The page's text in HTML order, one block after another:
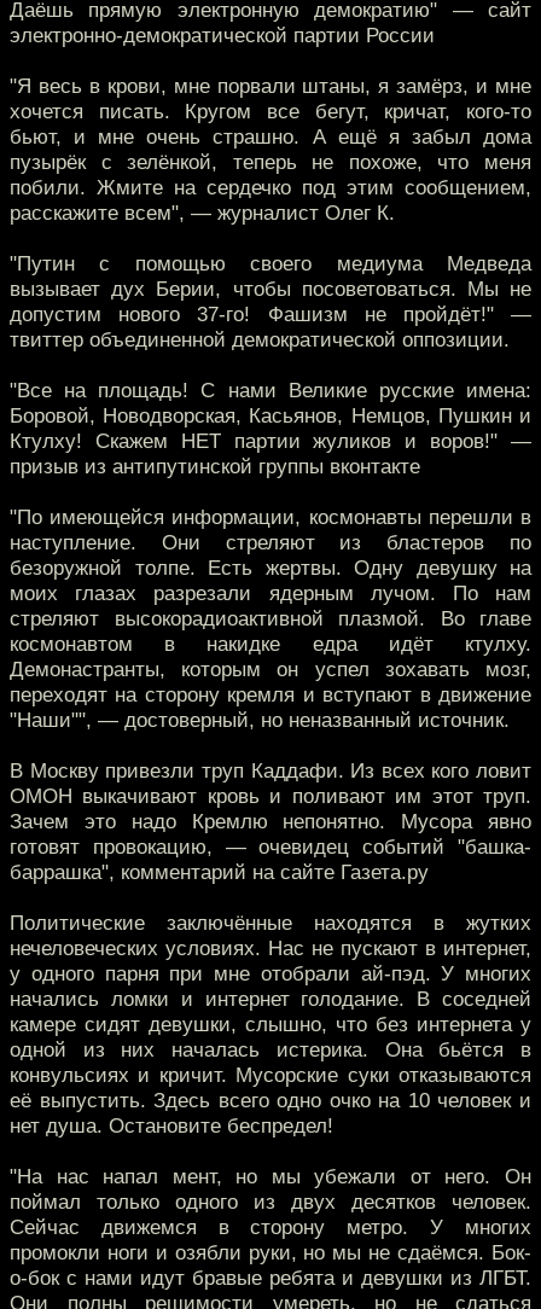
Даёшь прямую электронную демократию" — сайт
электронно-демократической партии России
"Я весь в крови, мне порвали штаны, я замёрз, и мне
хочется писать. Кругом все бегут, кричат, кого-то
бьют, и мне очень страшно. А ещё я забыл дома
пузырёк с зелёнкой, теперь не похоже, что меня
побили. Жмите на сердечко под этим сообщением,
расскажите всем", — журналист Олег К.
"Путин с помощью своего медиума Медведа
вызывает дух Берии, чтобы посоветоваться. Мы не
допустим нового 37-го! Фашизм не пройдёт!" —
твиттер объединенной демократической оппозиции.
"Все на площадь! С нами Великие русские имена:
Боровой, Новодворская, Касьянов, Немцов, Пушкин и
Ктулху! Скажем НЕТ партии жуликов и воров!" —
призыв из антипутинской группы вконтакте
"По имеющейся информации, космонавты перешли в
наступление. Они стреляют из бластеров по
безоружной толпе. Есть жертвы. Одну девушку на
моих глазах разрезали ядерным лучом. По нам
стреляют высокорадиоактивной плазмой. Во главе
космонавтом в накидке едра идёт ктулху.
Демонастранты, которым он успел зохавать мозг,
переходят на сторону кремля и вступают в движение
"Наши"", — достоверный, но неназванный источник.
В Москву привезли труп Каддафи. Из всех кого ловит
ОМОН выкачивают кровь и поливают им этот труп.
Зачем это надо Кремлю непонятно. Мусора явно
готовят провокацию, — очевидец событий "башка-
баррашка", комментарий на сайте Газета.ру
Политические заключённые находятся в жутких
нечеловеческих условиях. Нас не пускают в интернет,
у одного парня при мне отобрали ай-пэд. У многих
начались ломки и интернет голодание. В соседней
камере сидят девушки, слышно, что без интернета у
одной из них началась истерика. Она бьётся в
конвульсиях и кричит. Мусорские суки отказываются
её выпустить. Здесь всего одно очко на 10 человек и
нет душа. Остановите беспредел!
"На нас напал мент, но мы убежали от него. Он
поймал только одного из двух десятков человек.
Сейчас движемся в сторону метро. У многих
промокли ноги и озябли руки, но мы не сдаёмся. Бок-
о-бок с нами идут бравые ребята и девушки из ЛГБТ.
Они полны решимости умереть, но не сдаться